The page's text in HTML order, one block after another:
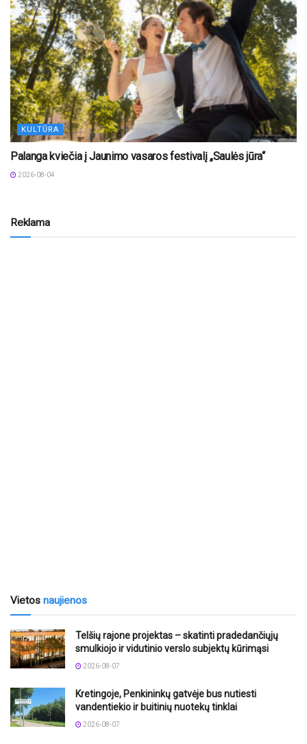
KULTŪRA
Palanga kviečia į Jaunimo vasaros festivalį „Saulės jūra“
2026-08-04
Reklama
Vietos naujienos
Telšių rajone projektas – skatinti pradedančiųjų
smulkiojo ir vidutinio verslo subjektų kūrimąsi
2026-08-07
Kretingoje, Penkininkų gatvėje bus nutiesti
vandentiekio ir buitinių nuotekų tinklai
2026-08-07